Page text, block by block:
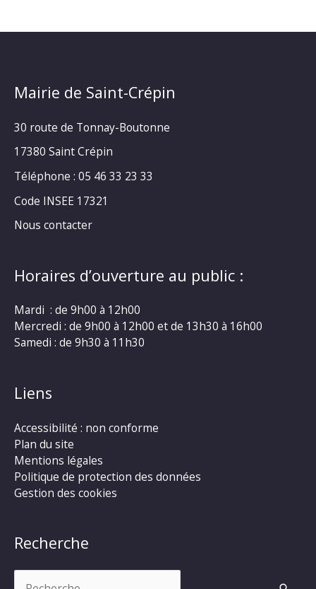
Mairie de Saint-Crépin
30 route de Tonnay-Boutonne
17380 Saint Crépin
Téléphone : 05 46 33 23 33
Code INSEE 17321
Nous contacter
Horaires d’ouverture au public :
Mardi : de 9h00 à 12h00
Mercredi : de 9h00 à 12h00 et de 13h30 à 16h00
Samedi : de 9h30 à 11h30
Liens
Accessibilité : non conforme
Plan du site
Mentions légales
Politique de protection des données
Gestion des cookies
Recherche